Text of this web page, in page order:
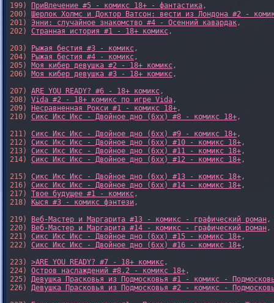
199)
ПриВлечение #5 - комикс 18+ - фантастика,
200) Шерлок Холмс и Доктор Ватсон: вести из Лондона #2 -
201) Энни: случайное знакомство #4 - Осенний кавардак,
202) Странная история #1 - 18+ комикс,
203)
Рыжая бестия #3 - комикс,
204)
Рыжая бестия #4 - комикс,
205) Моя кибер девушка #2 - 18+ комикс,
206) Моя кибер девушка #3 - 18+ комикс,
207) ARE YOU READY? #6 - 18+ комикс,
208) Vida #2 - 18+ комикс по игре Vida,
209)
Несравненная Рокси #1 - комикс 18+,
210) Сикс Икс Икс - Двойное дно (6xx) #8 - комикс 18+,
211) Сикс Икс Икс - Двойное дно (6xx) #9 - комикс 18+,
212) Сикс Икс Икс - Двойное дно (6xx) #10 - комикс 18+,
213) Сикс Икс Икс - Двойное дно (6xx) #11 - комикс 18+,
214) Сикс Икс Икс - Двойное дно (6xx) #12 - комикс 18+,
215) Сикс Икс Икс - Двойное дно (6xx) #13 - комикс 18+,
216) Сикс Икс Икс - Двойное дно (6xx) #14 - комикс 18+,
217) Твое будущее #1 - комикс,
218)
Кыся #3 - комикс фэнтези,
219)
Веб-Мастер и Маргарита #13 - комикс - графический роман,
220)
Веб-Мастер и Маргарита #14 - комикс - графический роман,
221) Сикс Икс Икс - Двойное дно (6xx) #15 - комикс 18+,
222) Сикс Икс Икс - Двойное дно (6xx) #16 - комикс 18+,
223) >ARE YOU READY? #7 - 18+ комикс,
224) Остров наслаждений #8.2 - комикс 18+,
225) Девушка Прасковья из Подмосковья #1 - комикс -
226) Девушка Прасковья из Подмосковья #2 - комикс -